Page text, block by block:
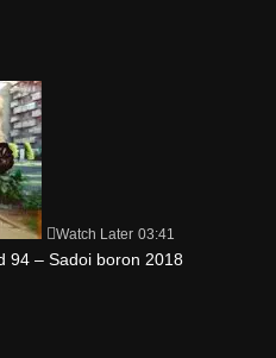
Watch Later 03:41
94 – Sadoi boron 2018